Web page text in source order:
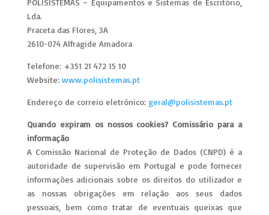
POLISISTEMAS – Equipamentos e Sistemas de Escritório,
Lda.
Praceta das Flores, 3A
2610-074 Alfragide Amadora
Telefone: +351 21 472 15 10
Website: www.polisistemas.pt
Endereço de correio eletrónico: geral@polisistemas.pt
Quando expiram os nossos cookies? Comissário para a
informação
A Comissão Nacional de Proteção de Dados (CNPD) é a
autoridade de supervisão em Portugal e pode fornecer
informações adicionais sobre os direitos do utilizador e
as nossas obrigações em relação aos seus dados
pessoais, bem como tratar de eventuais queixas que